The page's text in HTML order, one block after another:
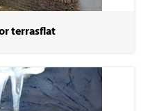
terrasflat